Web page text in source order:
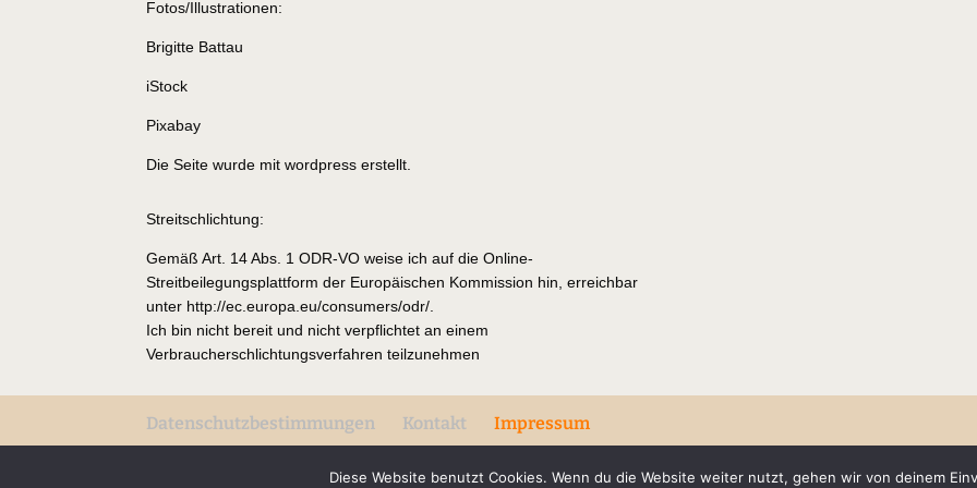
Fotos/Illustrationen:
Brigitte Battau
iStock
Pixabay
Die Seite wurde mit wordpress erstellt.
Streitschlichtung:
Gemäß Art. 14 Abs. 1 ODR-VO weise ich auf die Online-
Streitbeilegungsplattform der Europäischen Kommission hin, erreichbar
unter http://ec.europa.eu/consumers/odr/.
Ich bin nicht bereit und nicht verpflichtet an einem
Verbraucherschlichtungsverfahren teilzunehmen
Datenschutzbestimmungen Kontakt Impressum
Diese Website benutzt Cookies. Wenn du die Website weiter nutzt, gehen wir von deinem